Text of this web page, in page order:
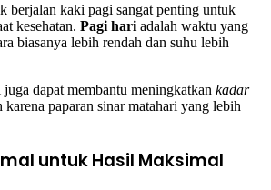
berjalan kaki pagi sangat penting untuk
kesehatan. Pagi hari adalah waktu yang
biasanya lebih rendah dan suhu lebih
dapat membantu meningkatkan kadar
karena paparan sinar matahari yang lebih
untuk Hasil Maksimal